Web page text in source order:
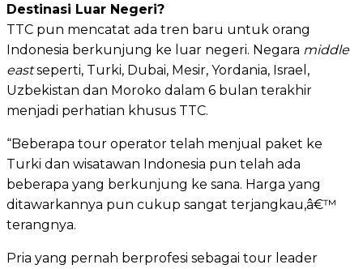
Destinasi Luar Negeri?
TTC pun mencatat ada tren baru untuk orang
Indonesia berkunjung ke luar negeri. Negara middle
eastseperti, Turki, Dubai, Mesir, Yordania, Israel,
Uzbekistan dan Moroko dalam 6 bulan terakhir
menjadi perhatian khusus TTC.
“Beberapa tour operator telah menjual paket ke
Turki dan wisatawan Indonesia pun telah ada
beberapa yang berkunjung ke sana. Harga yang
ditawarkannya pun cukup sangat terjangkau,â€™
terangnya.
Pria yang pernah berprofesi sebagai tour leader